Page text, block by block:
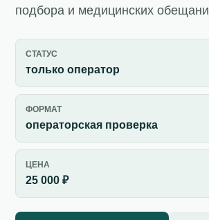
подбора и медицинских
СТАТУС
только оператор
ФОРМАТ
операторская проверка
ЦЕНА
25 000 ₽